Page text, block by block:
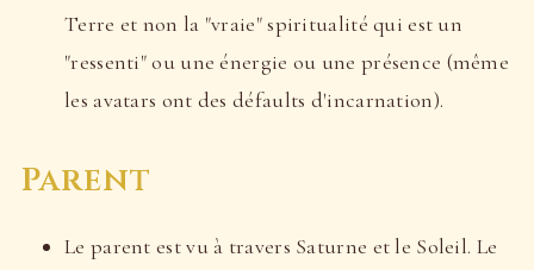
Terre et non la "vraie" spiritualité qui est un
"ressenti" ou une énergie ou une présence (même
les avatars ont des défaults d'incarnation).
Parent
Le parent est vu à travers Saturne et le Soleil. Le